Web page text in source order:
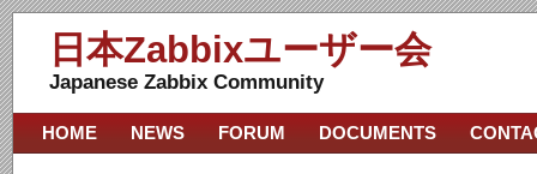
日本Zabbixユーザー会
Japanese Zabbix Community
HOME NEWS FORUM DOCUMENTS